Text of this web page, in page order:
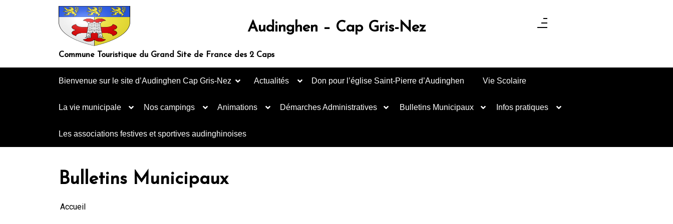
Audinghen – Cap Gris-Nez
Commune Touristique du Grand Site de France des 2 Caps
Bienvenue sur le site d’Audinghen Cap Gris-Nez Actualités Don pour l’église Saint-Pierre d’Audinghen Vie Scolaire
La vie municipale Nos campings Animations Démarches Administratives Bulletins Municipaux Infos pratiques
Les associations festives et sportives audinghinoises
Bulletins Municipaux
Accueil